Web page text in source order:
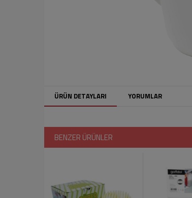
ÜRÜN DETAYLARI YORUMLAR
BENZER ÜRÜNLER